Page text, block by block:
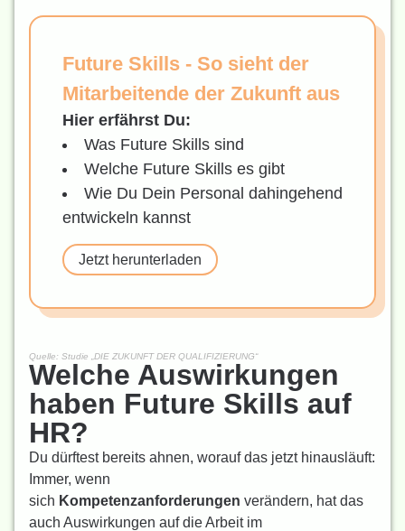
Future Skills - So sieht der
Mitarbeitende der Zukunft aus
Hier erfährst Du:
Was Future Skills sind
Welche Future Skills es gibt
Wie Du Dein Personal dahingehend
entwickeln kannst
Jetzt herunterladen
Quelle: Studie „DIE ZUKUNFT DER QUALIFIZIERUNG“
Welche Auswirkungen
haben Future Skills auf
HR?
Du dürftest bereits ahnen, worauf das jetzt hinausläuft:
Immer, wenn
sich Kompetenzanforderungen verändern, hat das
auch Auswirkungen auf die Arbeit im